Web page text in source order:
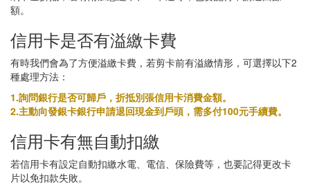
額。
信用卡是否有溢繳卡費
有時我們會為了方便溢繳卡費，若剪卡前有溢繳情形，可選擇以下2
種處理方法：
1.詢問銀行是否可歸戶，折抵別張信用卡消費金額。
2.主動向發銀卡銀行申請退回現金到戶頭，需多付100元手續費。
信用卡有無自動扣繳
若信用卡有設定自動扣繳水電、電信、保險費等，也要記得更改卡
片以免扣款失敗。